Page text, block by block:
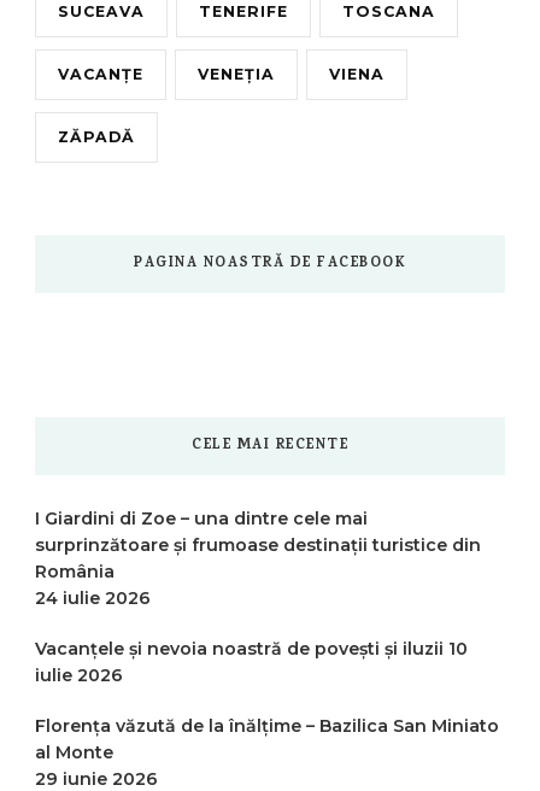
SUCEAVA TENERIFE TOSCANA
VACANȚE VENEȚIA VIENA
ZĂPADĂ
PAGINA NOASTRĂ DE FACEBOOK
CELE MAI RECENTE
I Giardini di Zoe – una dintre cele mai
surprinzătoare și frumoase destinații turistice din
România
24 iulie 2026
Vacanțele și nevoia noastră de povești și iluzii 10
iulie 2026
Florența văzută de la înălțime – Bazilica San Miniato
al Monte
29 iunie 2026